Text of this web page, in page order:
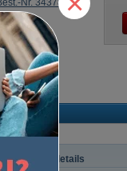
Nr. 34378
lernen?
Produktdetails